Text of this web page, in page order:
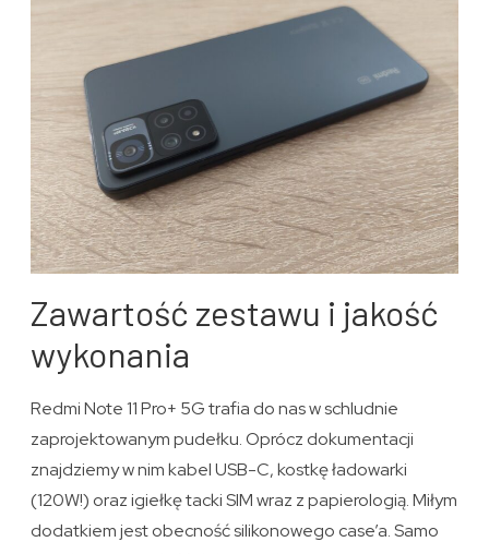
Zawartość zestawu i jakość
wykonania
Redmi Note 11 Pro+ 5G trafia do nas w schludnie
zaprojektowanym pudełku. Oprócz dokumentacji
znajdziemy w nim kabel USB-C, kostkę ładowarki
(120W!) oraz igiełkę tacki SIM wraz z papierologią. Miłym
dodatkiem jest obecność silikonowego case’a. Samo